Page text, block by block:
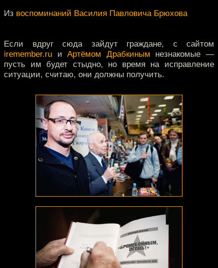
Из воспоминаний Василия Павловича Брюхова
Если вдруг сюда зайдут граждане, с сайтом
iremember.ru иАртёмом Драбкиным незнакомые —
пусть им будет стыдно, но время на исправление
ситуации, считаю, они должны получить.